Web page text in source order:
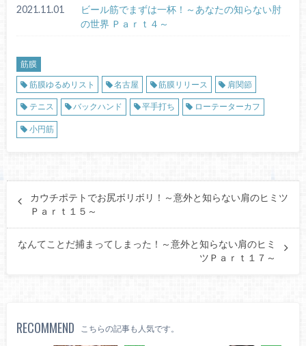
2021.11.01
ビール筋でまずは一杯！～あなたの知らない肘
の世界 Ｐａｒｔ４～
筋膜
筋膜ゆるめリスト
名古屋 筋膜リリース 肩関節
テニス バックハンド 平手打ち ローテーターカフ
小円筋
カウチポテトでお尻ボリボリ！～意外と知らない肩のヒミツ
Ｐａｒｔ１５～
なんてことだ捕まってしまった！～意外と知らない肩のヒミ
ツＰａｒｔ１７～
RECOMMEND こちらの記事も人気です。